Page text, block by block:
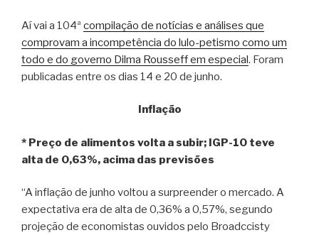
Aí vai a 104ª compilação de notícias e análises que
comprovam a incompetência do lulo-petismo como um
todo e do governo Dilma Rousseff em especial. Foram
publicadas entre os dias 14 e 20 de junho.
Inflação
* Preço de alimentos volta a subir; IGP-10 teve
alta de 0,63%, acima das previsões
“A inflação de junho voltou a surpreender o mercado. A
expectativa era de alta de 0,36% a 0,57%, segundo
projeção de economistas ouvidos pelo Broadccisty